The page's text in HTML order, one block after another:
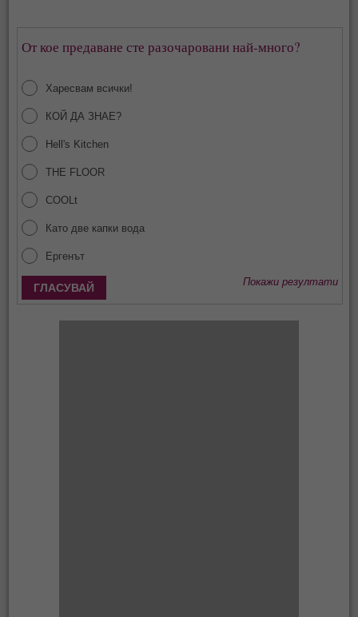
От кое предаване сте разочаровани най-много?
Харесвам всички!
КОЙ ДА ЗНАЕ?
Hell's Kitchen
THE FLOOR
COOLt
Като две капки вода
Ергенът
Покажи резултати